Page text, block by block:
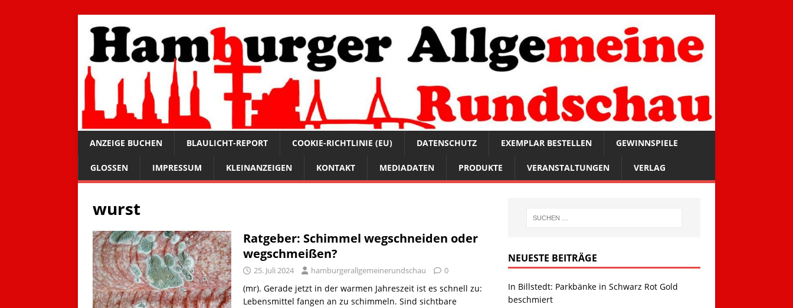
ANZEIGE BUCHEN BLAULICHT-REPORT COOKIE-RICHTLINIE (EU) DATENSCHUTZ EXEMPLAR BESTELLEN GEWINNSPIELE
GLOSSEN IMPRESSUM KLEINANZEIGEN KONTAKT MEDIADATEN PRODUKTE VERANSTALTUNGEN VERLAG
wurst
Ratgeber: Schimmel wegschneiden oder
wegschmeißen?
25. Juli 2024 hamburgerallgemeinerundschau 0
(mr). Gerade jetzt in der warmen Jahreszeit ist es schnell zu:
Lebensmittel fangen an zu schimmeln. Sind sichtbare
NEUESTE BEITRÄGE
In Billstedt: Parkbänke in Schwarz Rot Gold
beschmiert